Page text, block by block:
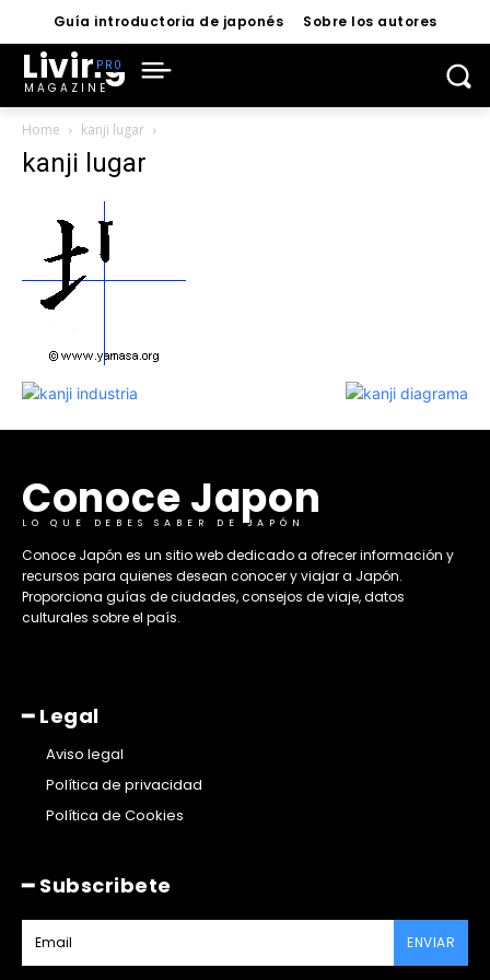
Guía introductoria de japonés Sobre los autores
Living
MAGAZINE
Home kanji lugar
kanji lugar
Conoce Japon
LO QUE DEBES SABER DE JAPÓN
​Conoce Japón es un sitio web dedicado a ofrecer información y
recursos para quienes desean conocer y viajar a Japón.
Proporciona guías de ciudades, consejos de viaje, datos
culturales sobre el país. ​
━ Legal
Aviso legal
Política de privacidad
Política de Cookies
━ Subscribete
ENVIAR